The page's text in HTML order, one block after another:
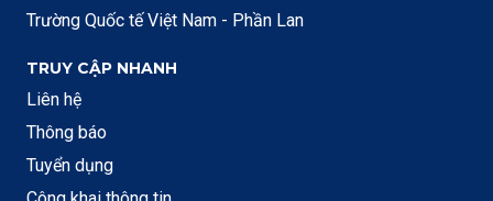
Trường Quốc tế Việt Nam - Phần Lan
TRUY CẬP NHANH
Liên hệ
Thông báo
Tuyển dụng